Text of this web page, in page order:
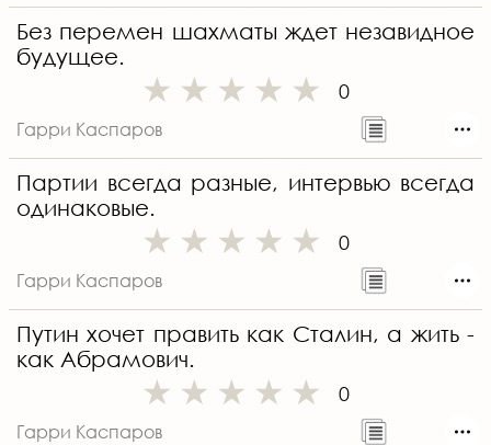
Без перемен шахматы ждет незавидное
будущее.
0
Гарри Каспаров
Партии всегда разные, интервью всегда
одинаковые.
0
Гарри Каспаров
Путин хочет править как Сталин, а жить -
как Абрамович.
0
Гарри Каспаров